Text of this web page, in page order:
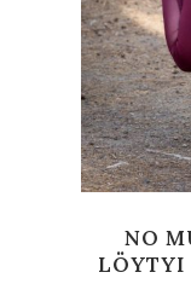
NO
LÖYTYI